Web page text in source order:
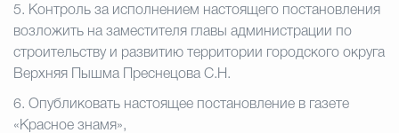
5. Контроль за исполнением настоящего постановления
возложить на заместителя главы администрации по
строительству и развитию территории городского округа
Верхняя Пышма Преснецова С.Н.
6. Опубликовать настоящее постановление в газете
«Красное знамя»,